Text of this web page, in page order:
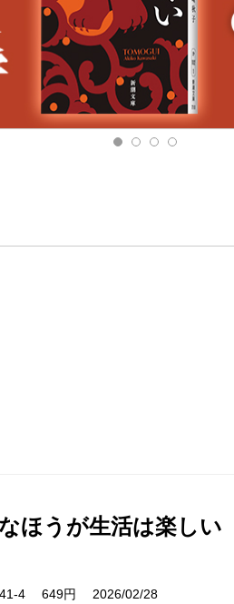
ほうが生活は楽しい
4 649円 2026/02/28